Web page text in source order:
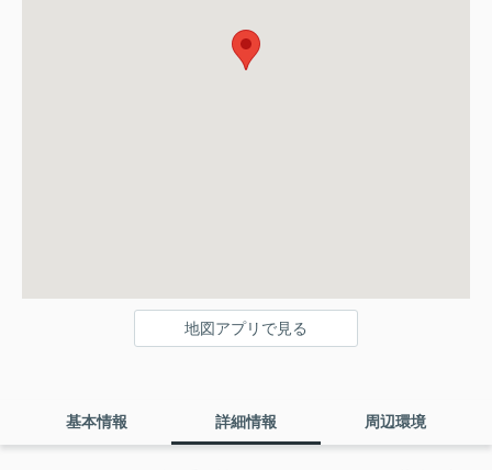
地図アプリで見る
基本情報 詳細情報 周辺環境